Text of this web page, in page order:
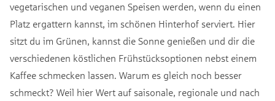
vegetarischen und veganen Speisen werden, wenn du einen
Platz ergattern kannst, im schönen Hinterhof serviert. Hier
sitzt du im Grünen, kannst die Sonne genießen und dir die
verschiedenen köstlichen Frühstücksoptionen nebst einem
Kaffee schmecken lassen. Warum es gleich noch besser
schmeckt? Weil hier Wert auf saisonale, regionale und nach